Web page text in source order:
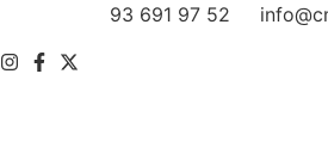
contingut
93 691 97 52